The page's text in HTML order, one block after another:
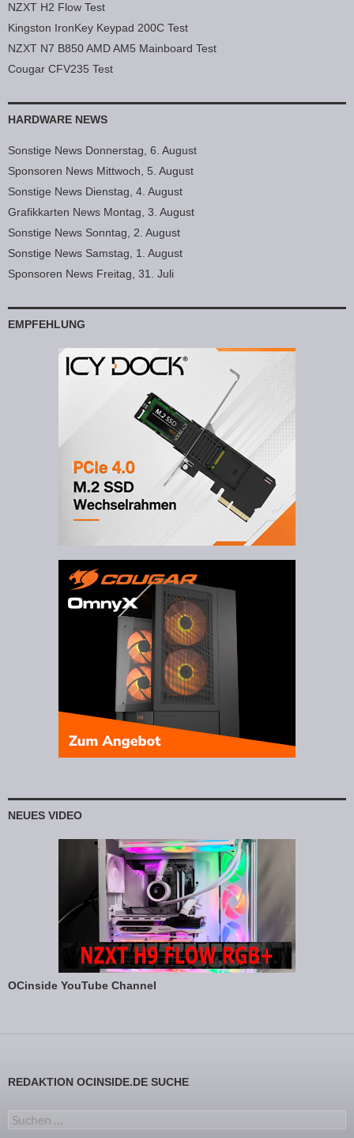
NZXT H2 Flow Test
Kingston IronKey Keypad 200C Test
NZXT N7 B850 AMD AM5 Mainboard Test
Cougar CFV235 Test
HARDWARE NEWS
Sonstige News Donnerstag, 6. August
Sponsoren News Mittwoch, 5. August
Sonstige News Dienstag, 4. August
Grafikkarten News Montag, 3. August
Sonstige News Sonntag, 2. August
Sonstige News Samstag, 1. August
Sponsoren News Freitag, 31. Juli
EMPFEHLUNG
NEUES VIDEO
OCinside YouTube Channel
REDAKTION OCINSIDE.DE SUCHE
Suchen nach: